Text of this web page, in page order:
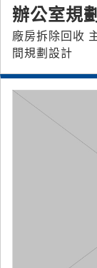
辦公室規劃
廠房拆除回收
間規劃設計